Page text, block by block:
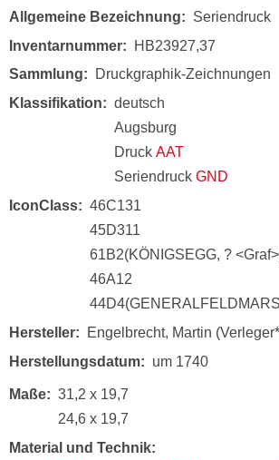
Allgemeine Bezeichnung
Seriendruck
Inventarnummer
HB23927,37
Sammlung
Druckgraphik-Zeichnungen
Klassifikation
deutsch
Augsburg
Druck AAT
Seriendruck GND
IconClass
46C131
45D311
61B2(KÖNIGSEGG, ?
46A12
Hersteller
Engelbrecht, Martin
Herstellungsdatum
um 1740
Maße
31,2 x 19,7
24,6 x 19,7
Material und Technik